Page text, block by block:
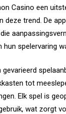
Casino een
deze trend. De
hun spelervaring
gevarieerd
tot
Elk spel is
wat zorgt